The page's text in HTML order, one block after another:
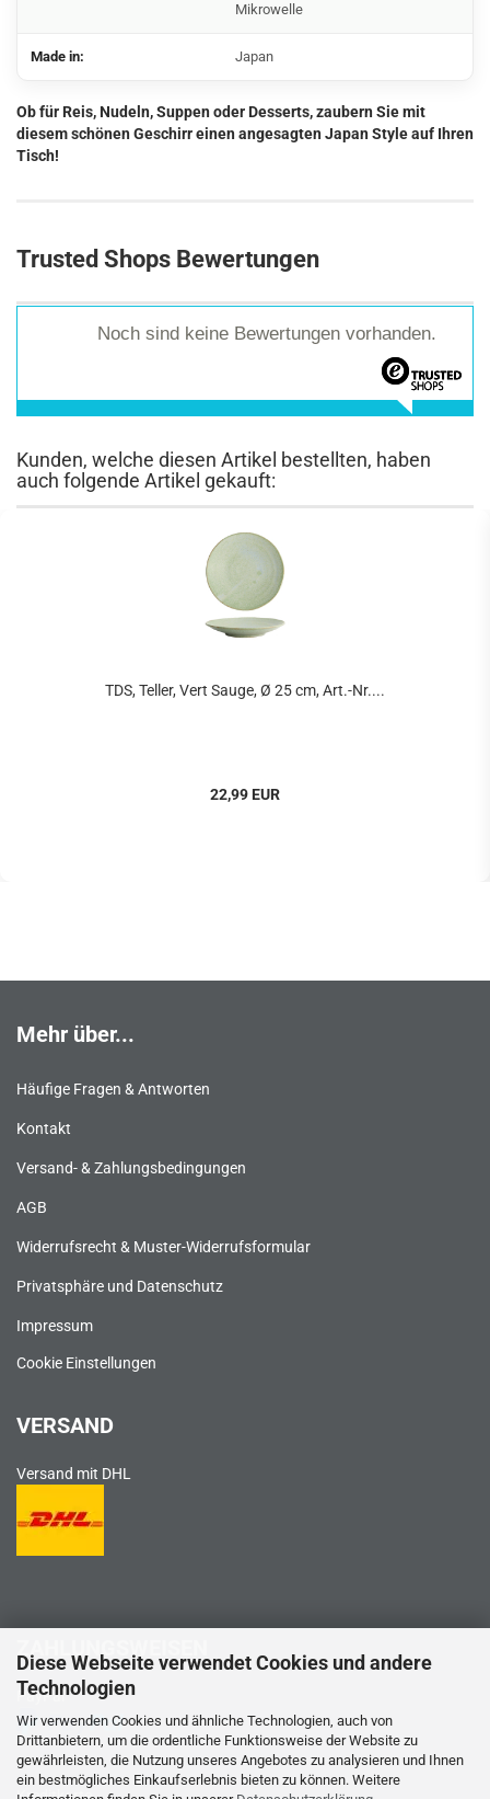
Diese Webseite verwendet Cookies und andere
Technologien
Wir verwenden Cookies und ähnliche Technologien, auch von
Drittanbietern, um die ordentliche Funktionsweise der Website zu
gewährleisten, die Nutzung unseres Angebotes zu analysieren und Ihnen
ein bestmögliches Einkaufserlebnis bieten zu können. Weitere
Mikrowelle
Made in: Japan
Ob für Reis, Nudeln, Suppen oder Desserts, zaubern Sie mit
diesem schönen Geschirr einen angesagten Japan Style auf Ihren
Tisch!
Trusted Shops Bewertungen
Noch sind keine Bewertungen vorhanden.
Kunden, welche diesen Artikel bestellten, haben
auch folgende Artikel gekauft:
TDS, Teller, Vert Sauge, Ø 25 cm, Art.-Nr....
22,99 EUR
Mehr über...
Häufige Fragen & Antworten
Kontakt
Versand- & Zahlungsbedingungen
AGB
Widerrufsrecht & Muster-Widerrufsformular
Privatsphäre und Datenschutz
Impressum
Cookie Einstellungen
VERSAND
Versand mit DHL
ZAHLUNGSWEISEN
PayPal